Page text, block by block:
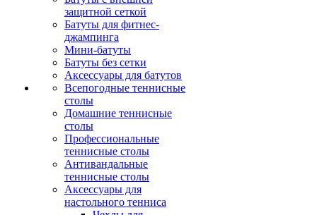
защитной сеткой
Батуты для фитнес-
джампинга
Мини-батуты
Батуты без сетки
Аксессуары для батутов
Всепогодные теннисные
столы
Домашние теннисные
столы
Профессиональные
теннисные столы
Антивандальные
теннисные столы
Аксессуары для
настольного тенниса